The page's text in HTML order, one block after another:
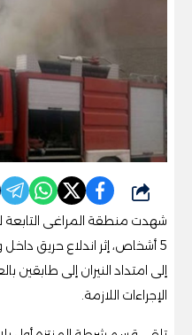
شارك
شهدت منطقة المراغى التابعة
5 أشخاص، إثر اندلاع حريق
إلى امتداد النيران إلى طابقين
الإجراءات اللازمة.